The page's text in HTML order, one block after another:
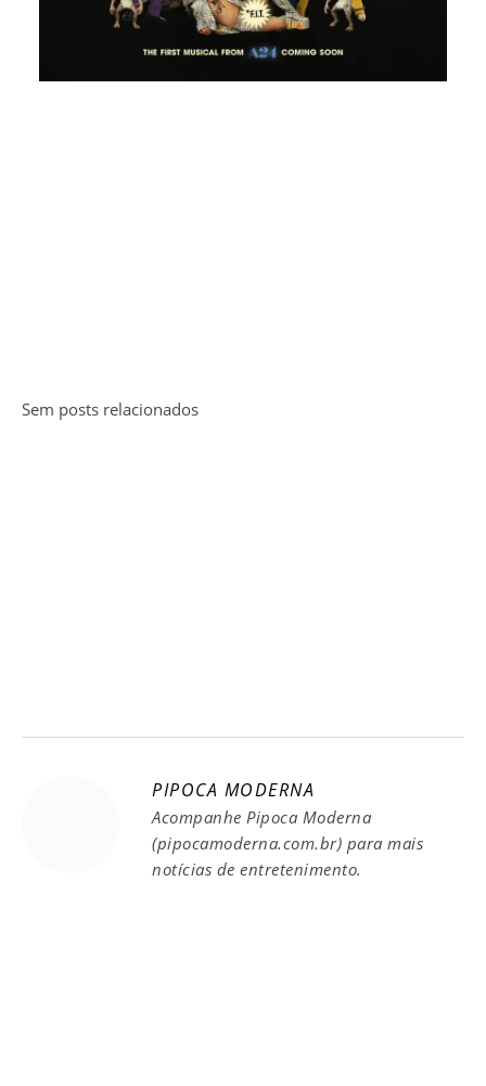
Sem posts relacionados
PIPOCA MODERNA
Acompanhe Pipoca Moderna
(pipocamoderna.com.br) para mais
notícias de entretenimento.